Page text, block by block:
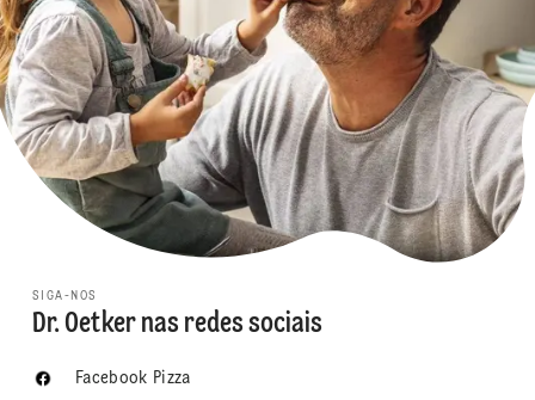
SIGA-NOS
Dr. Oetker nas redes sociais
Facebook Pizza